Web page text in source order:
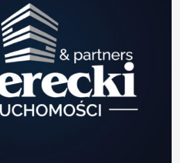
czasie może zostaniesz
przewodnikiem ale zależy
to od Ciebie samego i
twojej charyzmy. Zależy to
również od Twego
przewodnika, z którym
poszedłeś w góry pierwszy